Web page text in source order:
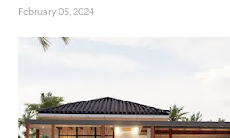
February 05, 2024